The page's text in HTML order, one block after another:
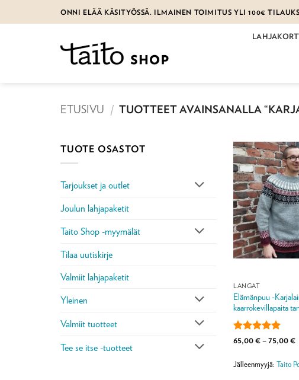
to
ONNI ELÄÄ KÄSITYÖSSÄ. ILMAINEN TOIMITUS YLI 100€
ETUSIVU / TUOTTEET AVAINSANALLA
TUOTE OSASTOT
Tarjoukset ja outlet
Joulun lahjapaketit
Taito Shop -myymälät
Tilaa uutiskirje
Valmiit lahjapaketit
Yleinen
Valmiit tuotteet
Tee se itse -tuotteet
LANGAT
Elämänpuu -
kaarrokevillapaita
Arvostelu
65,00€–75,00€
Jälleenmyyjä:Taito